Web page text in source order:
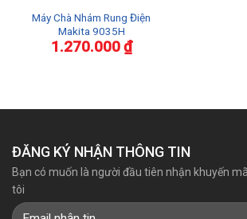
Máy Chà Nhám Rung Điện
Makita 9035H
1.270.000₫
ĐĂNG KÝ NHẬN THÔNG TIN
Bạn có muốn là người đầu tiên nhận khuyến
tôi